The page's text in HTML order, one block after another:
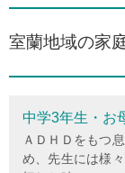
室蘭地域の家
中学3年生・お
ＡＤＨＤをもつ
め、先生には様